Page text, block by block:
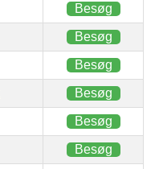
Besøg
Besøg
Besøg
Besøg
Besøg
Besøg